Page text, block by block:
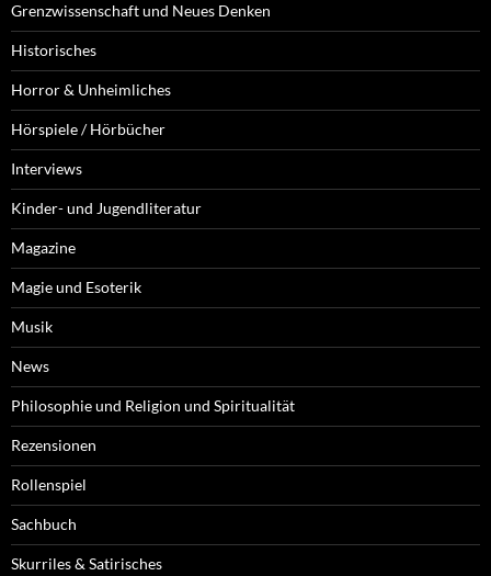
Grenzwissenschaft und Neues Denken
Historisches
Horror & Unheimliches
Hörspiele / Hörbücher
Interviews
Kinder- und Jugendliteratur
Magazine
Magie und Esoterik
Musik
News
Philosophie und Religion und Spiritualität
Rezensionen
Rollenspiel
Sachbuch
Skurriles & Satirisches